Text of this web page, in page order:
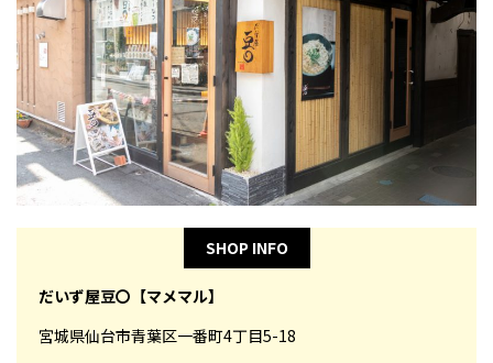
SHOP INFO
だいず屋豆〇【マメマル】
宮城県仙台市青葉区一番町4丁目5-18